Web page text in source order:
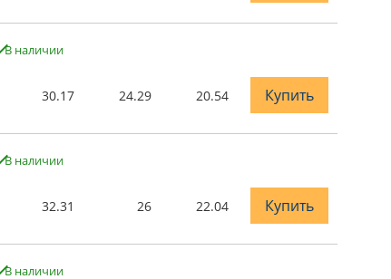
В наличии
30.17 24.29 20.54 Купить
В наличии
32.31 26 22.04 Купить
В наличии